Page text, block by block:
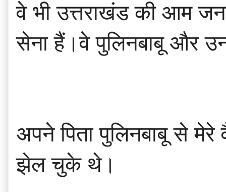
वे भी उत्तराखंड की आम
सेना हैं।वे पुलिनबाबू और
अपने पिता पुलिनबाबू से
झेल चुके थे।